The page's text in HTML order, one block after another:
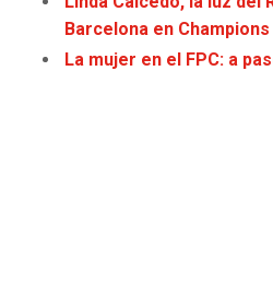
EAGLES
COMMANDERS
SUNS
KINGS
Barcelona en
La mujer en el FPC: a